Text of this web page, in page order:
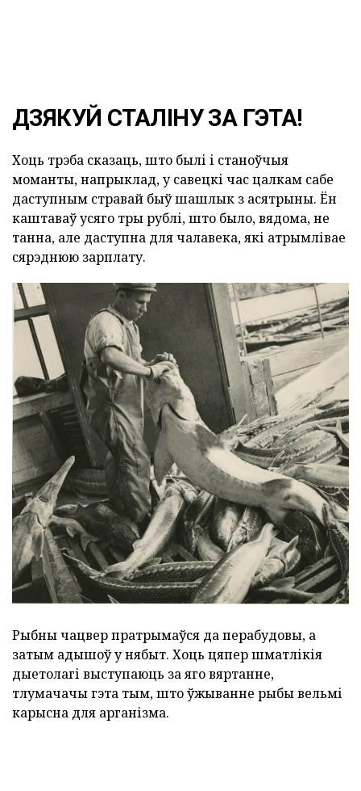
ДЗЯКУЙ СТАЛІНУ ЗА ГЭТА!
Хоць трэба сказаць, што былі і станоўчыя
моманты, напрыклад, у савецкі час цалкам сабе
даступным стравай быў шашлык з асятрыны. Ён
каштаваў усяго тры рублі, што было, вядома, не
танна, але даступна для чалавека, які атрымлівае
сярэднюю зарплату.
Рыбны чацвер пратрымаўся да перабудовы, а
затым адышоў у нябыт. Хоць цяпер шматлікія
дыетолагі выступаюць за яго вяртанне,
тлумачачы гэта тым, што ўжыванне рыбы вельмі
карысна для арганізма.